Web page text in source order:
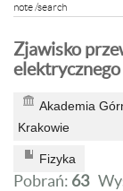
note /search
Zjawisko
elektrycznego
Akademia
Krakowie
Fizyka
Pobrań: 63